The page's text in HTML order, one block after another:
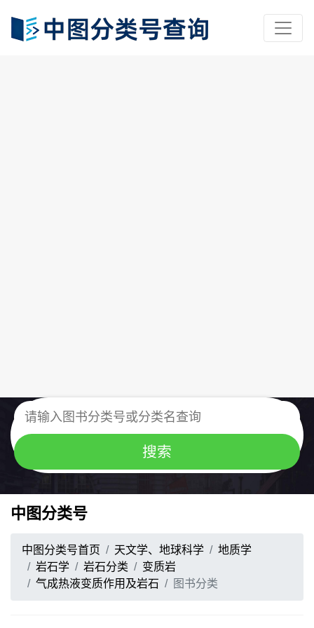
中图分类号
中图分类号首页 天文学、地球科学
地质学
岩石学
岩石分类
变质岩
气成热液变质作用及岩石
图书分类